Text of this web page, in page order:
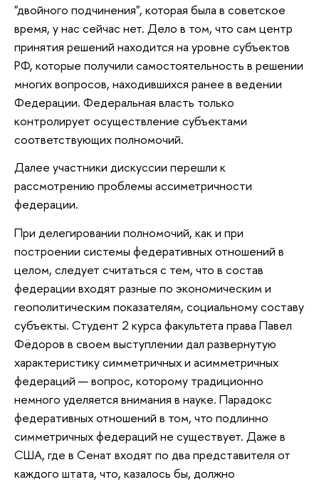
"двойного подчинения", которая была в советское
время, у нас сейчас нет. Дело в том, что сам центр
принятия решений находится на уровне субъектов
РФ, которые получили самостоятельность в решении
многих вопросов, находившихся ранее в ведении
Федерации. Федеральная власть только
контролирует осуществление субъектами
соответствующих полномочий.
Далее участники дискуссии перешли к
рассмотрению проблемы ассиметричности
федерации.
При делегировании полномочий, как и при
построении системы федеративных отношений в
целом, следует считаться с тем, что в состав
федерации входят разные по экономическим и
геополитическим показателям, социальному составу
субъекты. Студент 2 курса факультета права Павел
Фёдоров в своем выступлении дал развернутую
характеристику симметричных и асимметричных
федераций — вопрос, которому традиционно
немного уделяется внимания в науке. Парадокс
федеративных отношений в том, что подлинно
симметричных федераций не существует. Даже в
США, где в Сенат входят по два представителя от
каждого штата, что, казалось бы, должно